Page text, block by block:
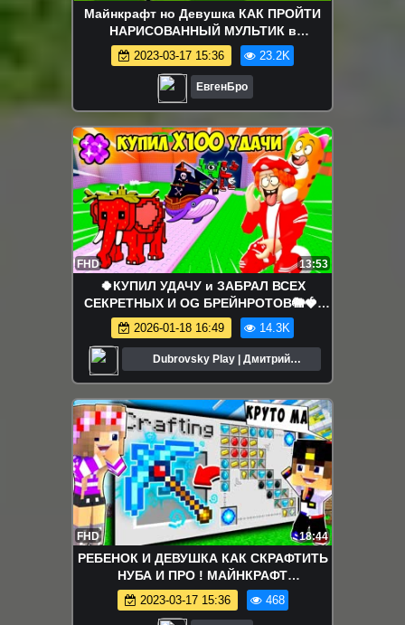
Майнкрафт но Девушка КАК ПРОЙТИ
НАРИСОВАННЫЙ МУЛЬТИК в
Майнкрафт НУБ И ПРО ВИДЕО
ТРОЛЛИНГ MINECRAFT
2023-03-17 15:36 23.2K
ЕвгенБро
FHD 13:53
🍀КУПИЛ УДАЧУ и ЗАБРАЛ ВСЕХ
СЕКРЕТНЫХ И OG БРЕЙНРОТОВ🐘🍓!
FIND the BRAINROT - №10 в ROBLOX
2026-01-18 16:49 14.3K
Dubrovsky Play | Дмитрий
Дубровский
FHD 18:44
РЕБЕНОК И ДЕВУШКА КАК СКРАФТИТЬ
НУБА И ПРО ! МАЙНКРАФТ
ВЫЖИВАНИЕ БОМЖА ВИДЕО
ТРОЛЛИНГ MINECRAFT
2023-03-17 15:36 468